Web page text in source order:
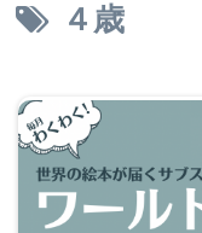
４歳